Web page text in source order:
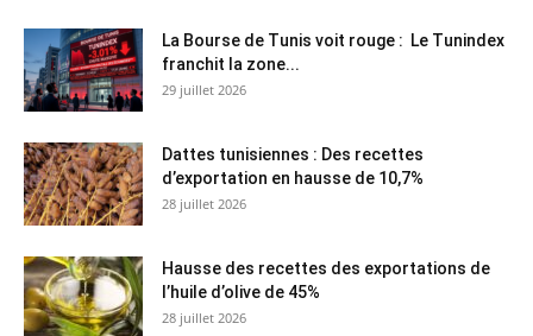
La Bourse de Tunis voit rouge : Le Tunindex
franchit la zone...
29 juillet 2026
Dattes tunisiennes : Des recettes
d’exportation en hausse de 10,7%
28 juillet 2026
Hausse des recettes des exportations de
l’huile d’olive de 45%
28 juillet 2026